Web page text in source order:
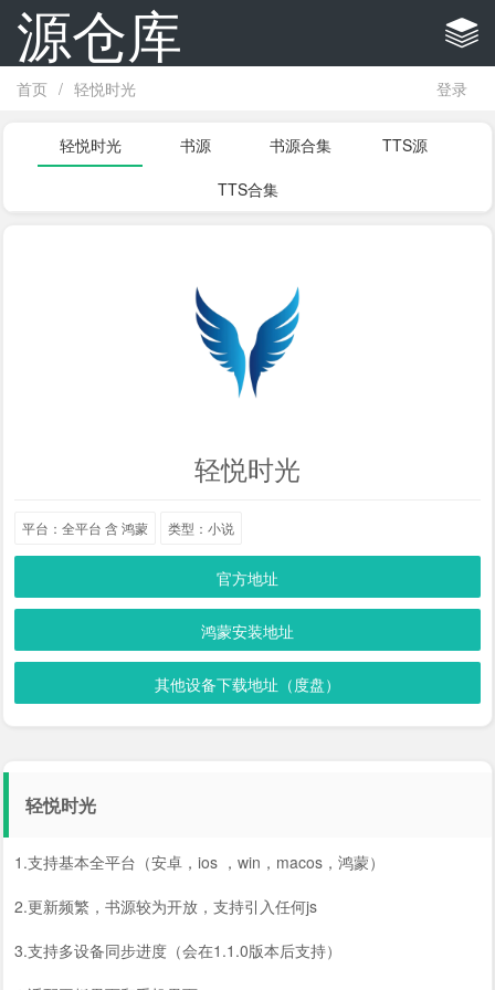
源仓库
首页 / 轻悦时光 登录
轻悦时光 书源 书源合集
TTS源
TTS合集
轻悦时光
平台：全平台 含 鸿蒙 类型：小说
官方地址
鸿蒙安装地址
其他设备下载地址（度盘）
轻悦时光
1.支持基本全平台（安卓，ios ，win，macos，鸿蒙）
2.更新频繁，书源较为开放，支持引入任何js
3.支持多设备同步进度（会在1.1.0版本后支持）